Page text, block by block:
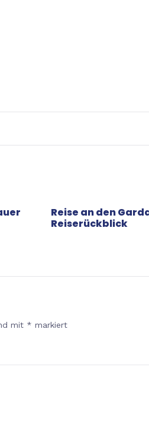
Reise an den
Reiserückblick
mit * markiert